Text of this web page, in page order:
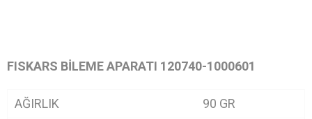
FISKARS BİLEME APARATI 120740-1000601
AĞIRLIK
90 GR